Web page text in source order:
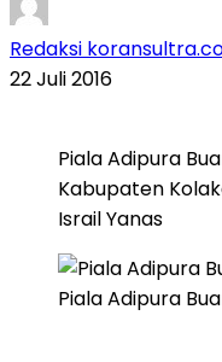
Redaksi
22 Juli 2016
Piala Adipura
Kabupaten
Israil Yanas
Piala Adipura